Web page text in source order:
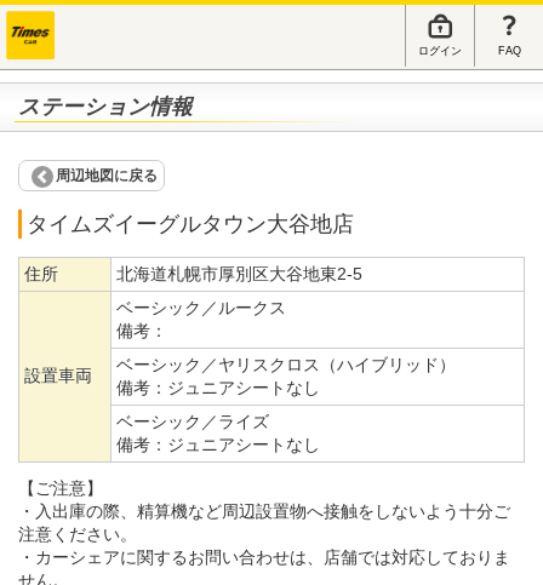
ログイン FAQ
ステーション情報
周辺地図に戻る
タイムズイーグルタウン大谷地店
住所 北海道札幌市厚別区大谷地東2-5
設置車両
ベーシック／ルークス
備考：
ベーシック／ヤリスクロス（ハイブリッド）
備考： ジュニアシートなし
ベーシック／ライズ
備考： ジュニアシートなし
【ご注意】
・入出庫の際、精算機など周辺設置物へ接触をしないよう十分ご
注意ください。
・カーシェアに関するお問い合わせは、店舗では対応しておりま
せん。